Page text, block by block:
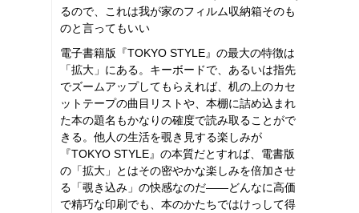
るので、これは我が家のフィルム収納箱そのも
のと言ってもいい
電子書籍版『TOKYO STYLE』の最大の特徴は
「拡大」にある。キーボードで、あるいは指先
でズームアップしてもらえれば、机の上のカセ
ットテープの曲目リストや、本棚に詰め込まれ
た本の題名もかなりの確度で読み取ることがで
きる。他人の生活を覗き見する楽しみが
『TOKYO STYLE』の本質だとすれば、電書版
の「拡大」とはその密やかな楽しみを倍加させ
る「覗き込み」の快感なのだ――どんなに高価
で精巧な印刷でも、本のかたちではけっして得